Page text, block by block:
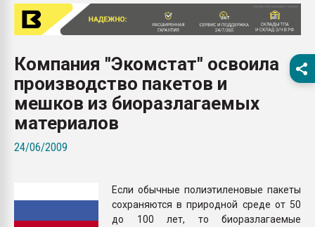
Всё, что касается
бутылок
вакуумного
Продам отходы
поликарбоната и АБС-
Armaloy PC/ABS-1IM
Компания "Экомстат" освоила
производство пакетов и
мешков из биоразлагаемых
материалов
24/06/2009
Если обычные полиэтиленовые пакеты
сохраняются в природной среде от 50
до 100 лет, то биоразлагаемые